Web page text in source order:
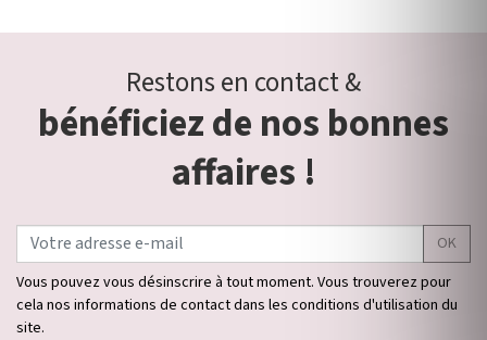
Restons en contact &
bénéficiez de nos bonnes
affaires !
OK
Vous pouvez vous désinscrire à tout moment. Vous trouverez pour
cela nos informations de contact dans les conditions d'utilisation du
site.